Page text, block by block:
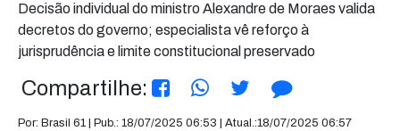
Decisão individual do ministro Alexandre de Moraes valida
decretos do governo; especialista vê reforço à
jurisprudência e limite constitucional preservado
Compartilhe:
Por: Brasil 61 | Pub.: 18/07/2025 06:53 | Atual.:18/07/2025 06:57